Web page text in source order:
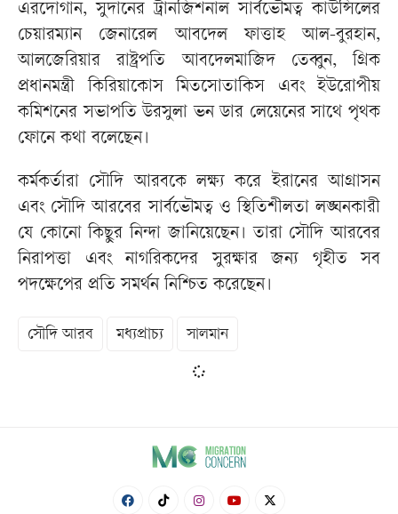
এরদোগান, সুদানের ট্রানজিশনাল সার্বভৌমত্ব কাউন্সিলের
চেয়ারম্যান জেনারেল আবদেল ফাত্তাহ আল-বুরহান,
আলজেরিয়ার রাষ্ট্রপতি আবদেলমাজিদ তেব্বুন, গ্রিক
প্রধানমন্ত্রী কিরিয়াকোস মিতসোতাকিস এবং ইউরোপীয়
কমিশনের সভাপতি উরসুলা ভন ডার লেয়েনের সাথে পৃথক
ফোনে কথা বলেছেন।
কর্মকর্তারা সৌদি আরবকে লক্ষ্য করে ইরানের আগ্রাসন
এবং সৌদি আরবের সার্বভৌমত্ব ও স্থিতিশীলতা লঙ্ঘনকারী
যে কোনো কিছুর নিন্দা জানিয়েছেন। তারা সৌদি আরবের
নিরাপত্তা এবং নাগরিকদের সুরক্ষার জন্য গৃহীত সব
পদক্ষেপের প্রতি সমর্থন নিশ্চিত করেছেন।
সৌদি আরব মধ্যপ্রাচ্য সালমান